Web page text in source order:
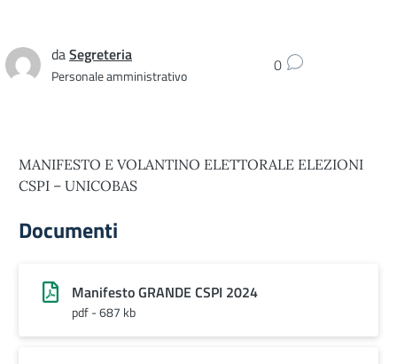
daSegreteria
Personale amministrativo 0
MANIFESTO E VOLANTINO ELETTORALE ELEZIONI
CSPI – UNICOBAS
Documenti
Manifesto GRANDE CSPI 2024
pdf - 687 kb